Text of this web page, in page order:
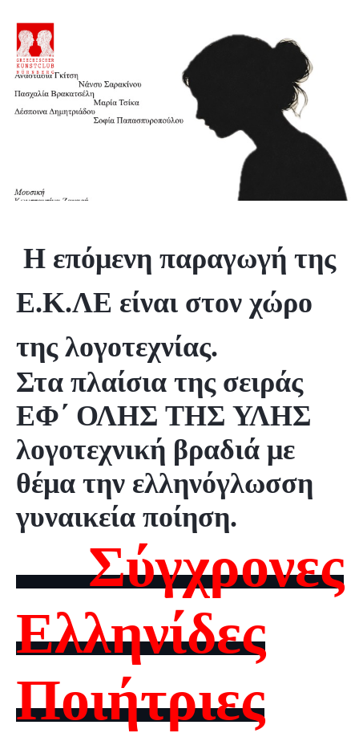
Η επόμενη παραγωγή της
Ε.Κ.ΛΕ είναι στον χώρο
της λογοτεχνίας.
Στα πλαίσια της σειράς
ΕΦ΄ ΟΛΗΣ ΤΗΣ ΥΛΗΣ
λογοτεχνική βραδιά με
θέμα την ελληνόγλωσση
γυναικεία ποίηση.
Σύγχρονες
Ελληνίδες
Ποιήτριες